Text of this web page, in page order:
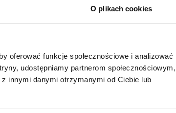
O plikach cookies
oferować funkcje społecznościowe i analizować
udostępniamy partnerom społecznościowym,
innymi danymi otrzymanymi od Ciebie lub